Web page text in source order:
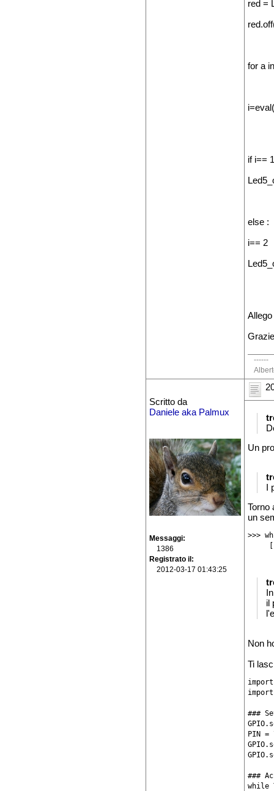
red =
for a
if i==
else :
i== 2
Grazie
------
Scritto da
Daniele aka Palmux
Messaggi
1386
Registrato il
2012-03-17 01:43:25
Un
Torno
un
>>>
il
Non
Ti
import
###
PIN
###
while